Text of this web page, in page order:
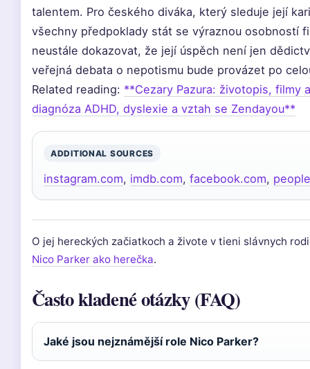
talentem. Pro českého diváka, který sleduje její
všechny předpoklady stát se výraznou osobností
neustále dokazovat, že její úspěch není jen
veřejná debata o nepotismu bude provázet po
Related reading: **Cezary Pazura: životopis, filmy
diagnóza ADHD, dyslexie a vztah se Zendayou**
ADDITIONAL SOURCES
instagram.com, imdb.com, facebook.com,
O jej hereckých začiatkoch a živote v tieni slávnych
Nico Parker ako herečka.
Často kladené otázky (FAQ)
Jaké jsou nejznámější role Nico Parker?